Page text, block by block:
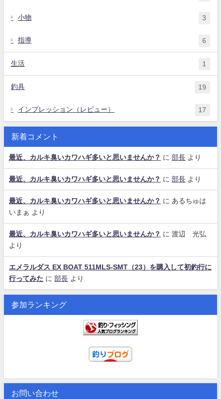
小物 3
指導 6
生活 1
釣具 19
インプレッション（レビュー） 17
新着コメント
最近、カルキ臭いカワハギ多いと思いませんか？ に 部長 より
最近、カルキ臭いカワハギ多いと思いませんか？ に 部長 より
最近、カルキ臭いカワハギ多いと思いませんか？ に あるちゅは
いまぁ
より
最近、カルキ臭いカワハギ多いと思いませんか？ に 渡辺 光弘
より
エメラルダス EX BOAT 511MLS-SMT（23）を購入して初釣行に
行ってみた に 部長 より
参加ランキング
お問い合わせ